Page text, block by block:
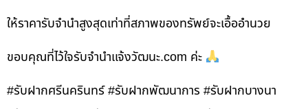
ให้ราคารับจำนำสูงสุดเท่าที่สภาพของทรัพย์จะเอื้ออำนวย
ขอบคุณที่ไว้ใจรับจำนำแจ้งวัฒนะ.com ค่ะ
#รับฝากศรีนครินทร์ #รับฝากพัฒนาการ #รับฝากบางนา